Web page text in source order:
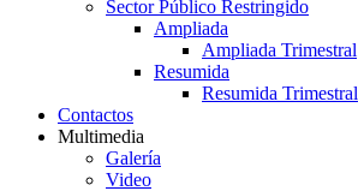
Sector Público Restringido
Ampliada
Ampliada Trimestral
Resumida
Resumida Trimestral
Contactos
Multimedia
Galería
Video